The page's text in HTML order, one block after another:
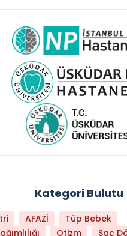
Kategori Bulutu
AFAZİ
Tüp Bebek
Otizm
Saç